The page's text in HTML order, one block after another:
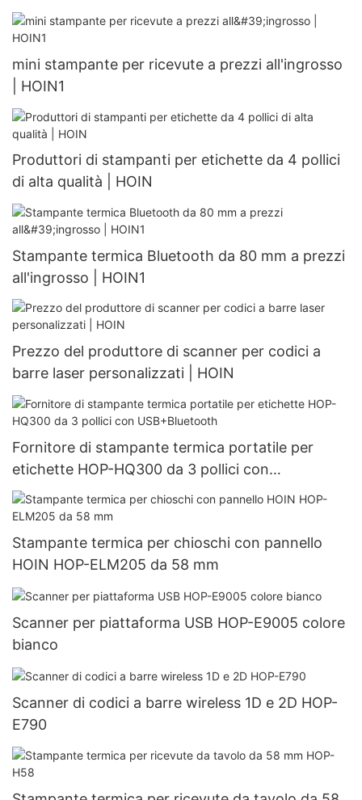
mini stampante per ricevute a prezzi all'ingrosso
| HOIN1
Produttori di stampanti per etichette da 4 pollici
di alta qualità | HOIN
Stampante termica Bluetooth da 80 mm a prezzi
all'ingrosso | HOIN1
Prezzo del produttore di scanner per codici a
barre laser personalizzati | HOIN
Fornitore di stampante termica portatile per
etichette HOP-HQ300 da 3 pollici con
USB+Bluetooth
Stampante termica per chioschi con pannello
HOIN HOP-ELM205 da 58 mm
Scanner per piattaforma USB HOP-E9005 colore
bianco
Scanner di codici a barre wireless 1D e 2D HOP-
E790